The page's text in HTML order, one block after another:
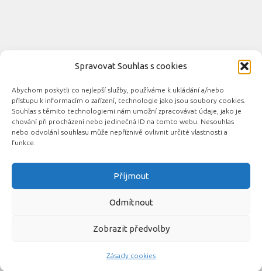
Spravovat Souhlas s cookies
Abychom poskytli co nejlepší služby, používáme k ukládání a/nebo
přístupu k informacím o zařízení, technologie jako jsou soubory cookies.
Souhlas s těmito technologiemi nám umožní zpracovávat údaje, jako je
chování při procházení nebo jedinečná ID na tomto webu. Nesouhlas
nebo odvolání souhlasu může nepříznivě ovlivnit určité vlastnosti a
funkce.
Příjmout
Odmítnout
Zobrazit předvolby
Zásady cookies
Novinky automobilového průmyslu © 2026. Všechna práva
vyhrazena.
Podporováno - Designed with the Hueman theme
Související automobilové magazíny:
Auta.eu DotekSlova.cz